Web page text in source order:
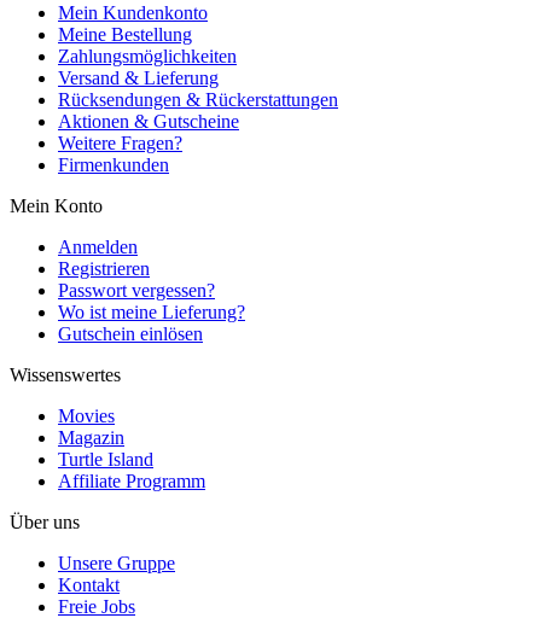
Mein Kundenkonto
Meine Bestellung
Zahlungsmöglichkeiten
Versand & Lieferung
Rücksendungen & Rückerstattungen
Aktionen & Gutscheine
Weitere Fragen?
Firmenkunden
Mein Konto
Anmelden
Registrieren
Passwort vergessen?
Wo ist meine Lieferung?
Gutschein einlösen
Wissenswertes
Movies
Magazin
Turtle Island
Affiliate Programm
Über uns
Unsere Gruppe
Kontakt
Freie Jobs